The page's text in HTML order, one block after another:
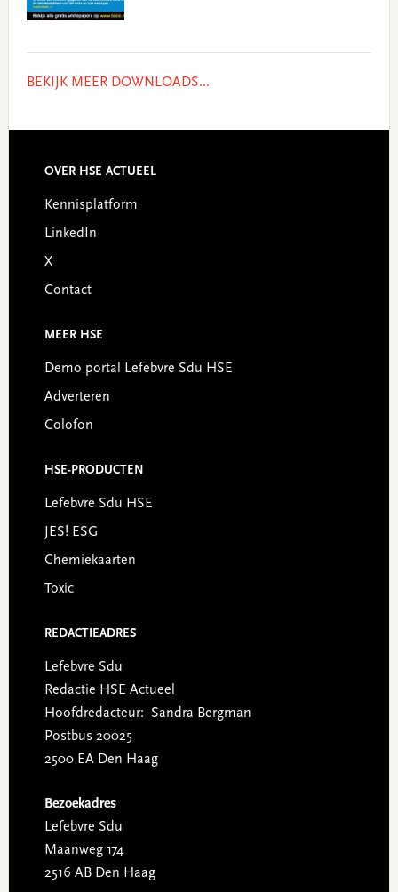
BEKIJK MEER DOWNLOADS...
Footer
OVER HSE ACTUEEL
Kennisplatform
LinkedIn
X
Contact
MEER HSE
Demo portal Lefebvre Sdu HSE
Adverteren
Colofon
HSE-PRODUCTEN
Lefebvre Sdu HSE
JES! ESG
Chemiekaarten
Toxic
REDACTIEADRES
Lefebvre Sdu
Redactie HSE Actueel
Hoofdredacteur: Sandra Bergman
Postbus 20025
2500 EA Den Haag
Bezoekadres
Lefebvre Sdu
Maanweg 174
2516 AB Den Haag